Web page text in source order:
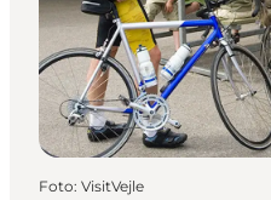
Foto: VisitVejle